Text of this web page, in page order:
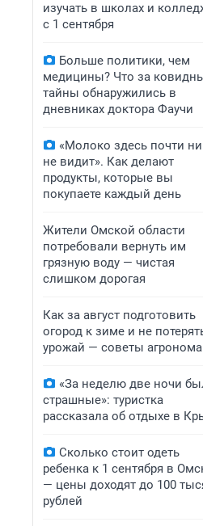
изучать в школах и
с 1 сентября
Больше политики, чем
медицины? Что за
тайны обнаружились в
дневниках доктора Фаучи
«Молоко здесь почти
не видит». Как делают
продукты, которые вы
покупаете каждый день
Жители Омской области
потребовали вернуть им
грязную воду — чистая
слишком дорогая
Как за август подготовить
огород к зиме и не
урожай — советы агронома
«За неделю две ночи
страшные»: туристка
рассказала об отдыхе в
Сколько стоит одеть
ребенка к 1 сентября в
— цены доходят до 100
рублей